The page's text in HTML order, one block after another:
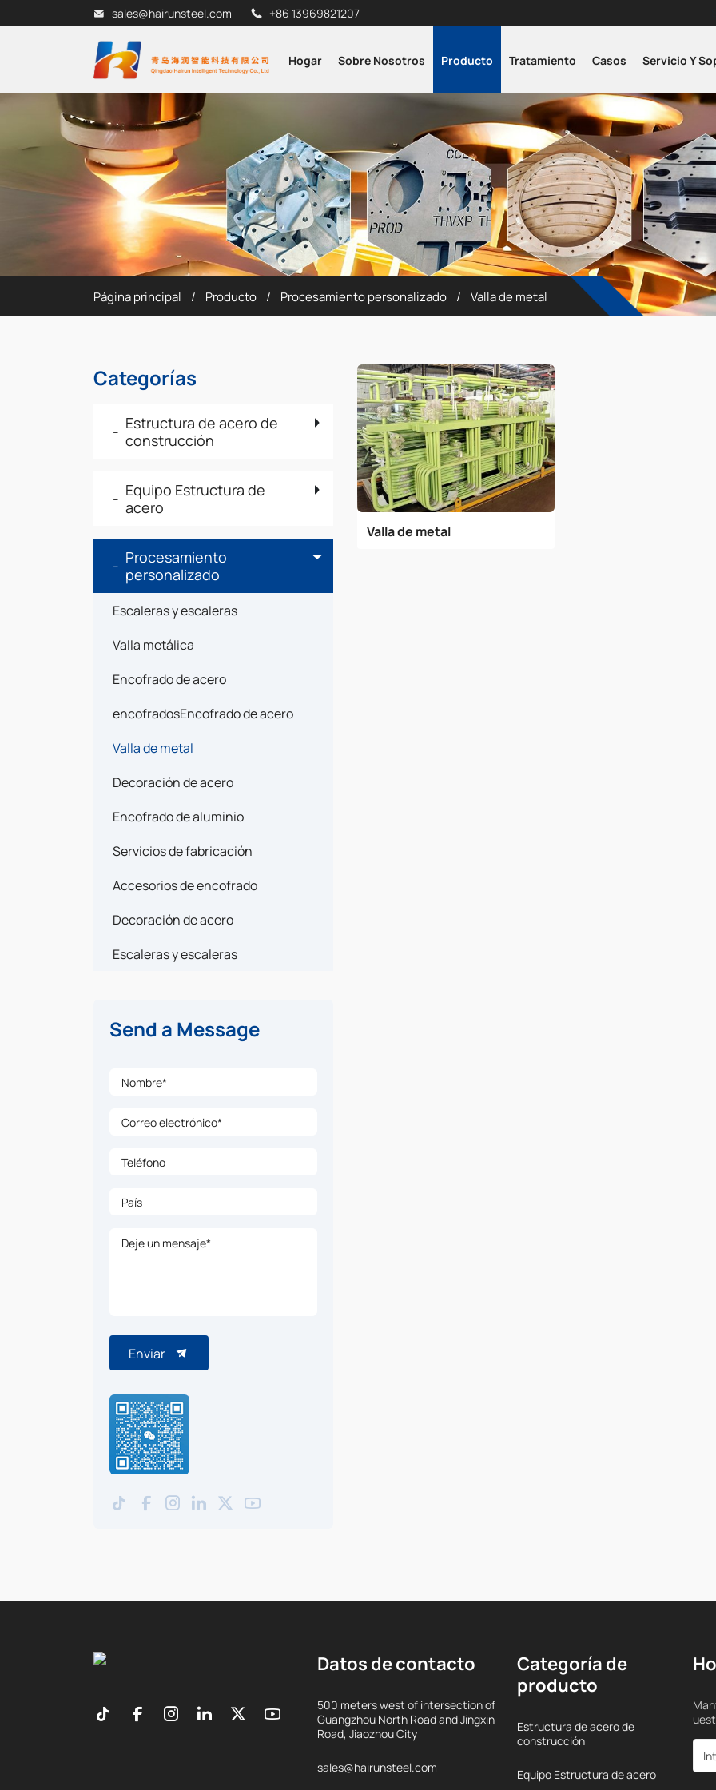
sales@hairunsteel.com +86 13969821207
Hogar Sobre Nosotros Producto Tratamiento Casos Servicio Y
Página principal Producto Procesamiento personalizado Valla de metal
Categorías
Estructura de acero de
construcción
Equipo Estructura de
acero
Procesamiento
personalizado
Escaleras y escaleras
Valla metálica
Encofrado de acero
encofradosEncofrado de acero
Valla de metal
Decoración de acero
Encofrado de aluminio
Servicios de fabricación
Accesorios de encofrado
Decoración de acero
Escaleras y escaleras
Send a Message
Nombre*
Correo electrónico*
Teléfono
País
Deje un mensaje*
Enviar
Valla de metal
Datos de contacto
500 meters west of intersection of
Guangzhou North Road and Jingxin
Road, Jiaozhou City
sales@hairunsteel.com
Categoría de
producto
Estructura de acero de
construcción
Equipo Estructura de acero